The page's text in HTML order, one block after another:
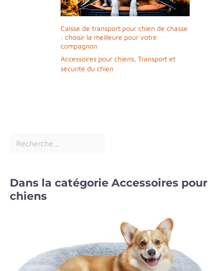
Caisse de transport pour chien de chasse
: choisir la meilleure pour votre
compagnon
Accessoires pour chiens, Transport et
sécurité du chien
Dans la catégorie Accessoires pour
chiens